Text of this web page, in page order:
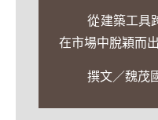
從建築工具
在市場中脫穎而
撰文／魏茂